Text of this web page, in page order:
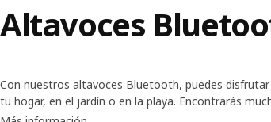
Altavoces
Con nuestros altavoces Bluetooth, puedes
tu hogar, en el jardín o en la playa. Encontrarás
destacan o se integran con la decoración hasta